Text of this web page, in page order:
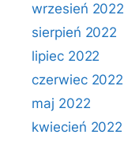
wrzesień 2022
sierpień 2022
lipiec 2022
czerwiec 2022
maj 2022
kwiecień 2022